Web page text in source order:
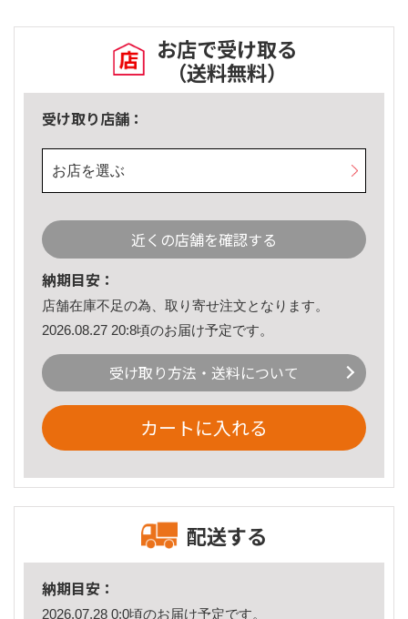
お店で受け取る
（送料無料）
受け取り店舗：
お店を選ぶ
近くの店舗を確認する
納期目安：
店舗在庫不足の為、取り寄せ注文となります。
2026.08.27 20:8頃のお届け予定です。
受け取り方法・送料について
カートに入れる
配送する
納期目安：
2026.07.28 0:0頃のお届け予定です。